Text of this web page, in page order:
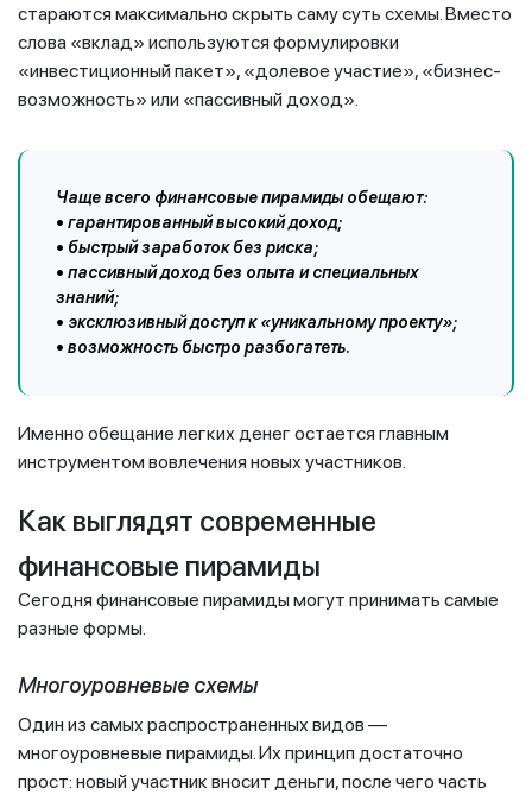
стараются максимально скрыть саму суть схемы. Вместо
слова «вклад» используются формулировки
«инвестиционный пакет», «долевое участие», «бизнес-
возможность» или «пассивный доход».
Чаще всего финансовые пирамиды обещают:
• гарантированный высокий доход;
• быстрый заработок без риска;
• пассивный доход без опыта и специальных
знаний;
• эксклюзивный доступ к «уникальному проекту»;
• возможность быстро разбогатеть.
Именно обещание легких денег остается главным
инструментом вовлечения новых участников.
Как выглядят современные
финансовые пирамиды
Сегодня финансовые пирамиды могут принимать самые
разные формы.
Многоуровневые схемы
Один из самых распространенных видов —
многоуровневые пирамиды. Их принцип достаточно
прост: новый участник вносит деньги, после чего часть